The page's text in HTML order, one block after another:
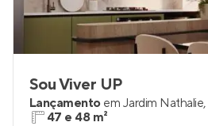
Sou Viver UP
Lançamento em Jardim Nathalie,
47 e 48 m²